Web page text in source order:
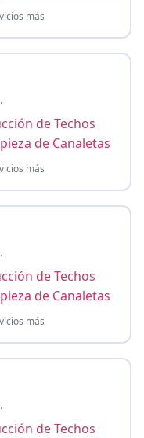
más
de Techos
de Canaletas
más
de Techos
de Canaletas
más
de Techos